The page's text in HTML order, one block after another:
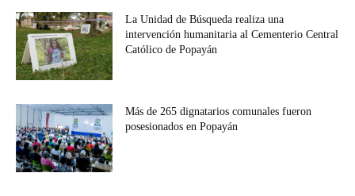
La Unidad de Búsqueda realiza una
intervención humanitaria al Cementerio Central
Católico de Popayán
Más de 265 dignatarios comunales fueron
posesionados en Popayán